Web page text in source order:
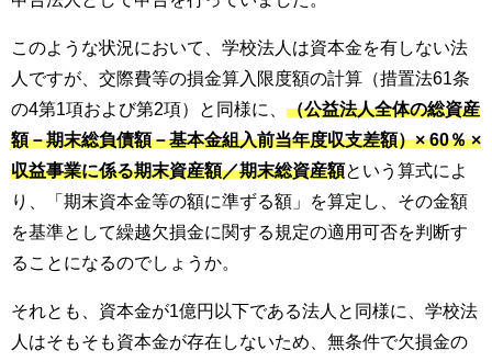
このような状況において、学校法人は資本金を有しない法
人ですが、交際費等の損金算入限度額の計算（措置法61条
の4第1項および第2項）と同様に、 （公益法人全体の総資産
額－期末総負債額－基本金組入前当年度収支差額）× 60％ ×
収益事業に係る期末資産額／期末総資産額という算式によ
り、「期末資本金等の額に準ずる額」を算定し、その金額
を基準として繰越欠損金に関する規定の適用可否を判断す
ることになるのでしょうか。
それとも、資本金が1億円以下である法人と同様に、学校法
人はそもそも資本金が存在しないため、無条件で欠損金の